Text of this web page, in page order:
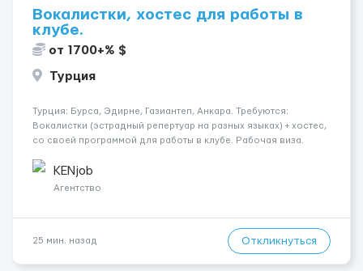
Вокалистки, хостес для работы в
клубе.
от 1700+% $
Турция
Турция: Бурса, Эдирне, Газиантеп, Анкара. Требуются:
Вокалистки (эстрадный репертуар на разных языках) + хостеc,
со своей программой для работы в клубе. Рабочая виза.
одного до трех месяцев. Мед. страховка. Высокая зарплат...
KENjob
Агентство
25 мин. назад Откликнуться